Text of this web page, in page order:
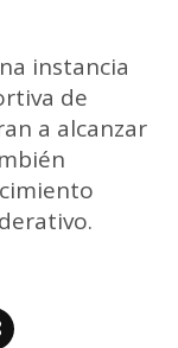
instancia
de
a alcanzar